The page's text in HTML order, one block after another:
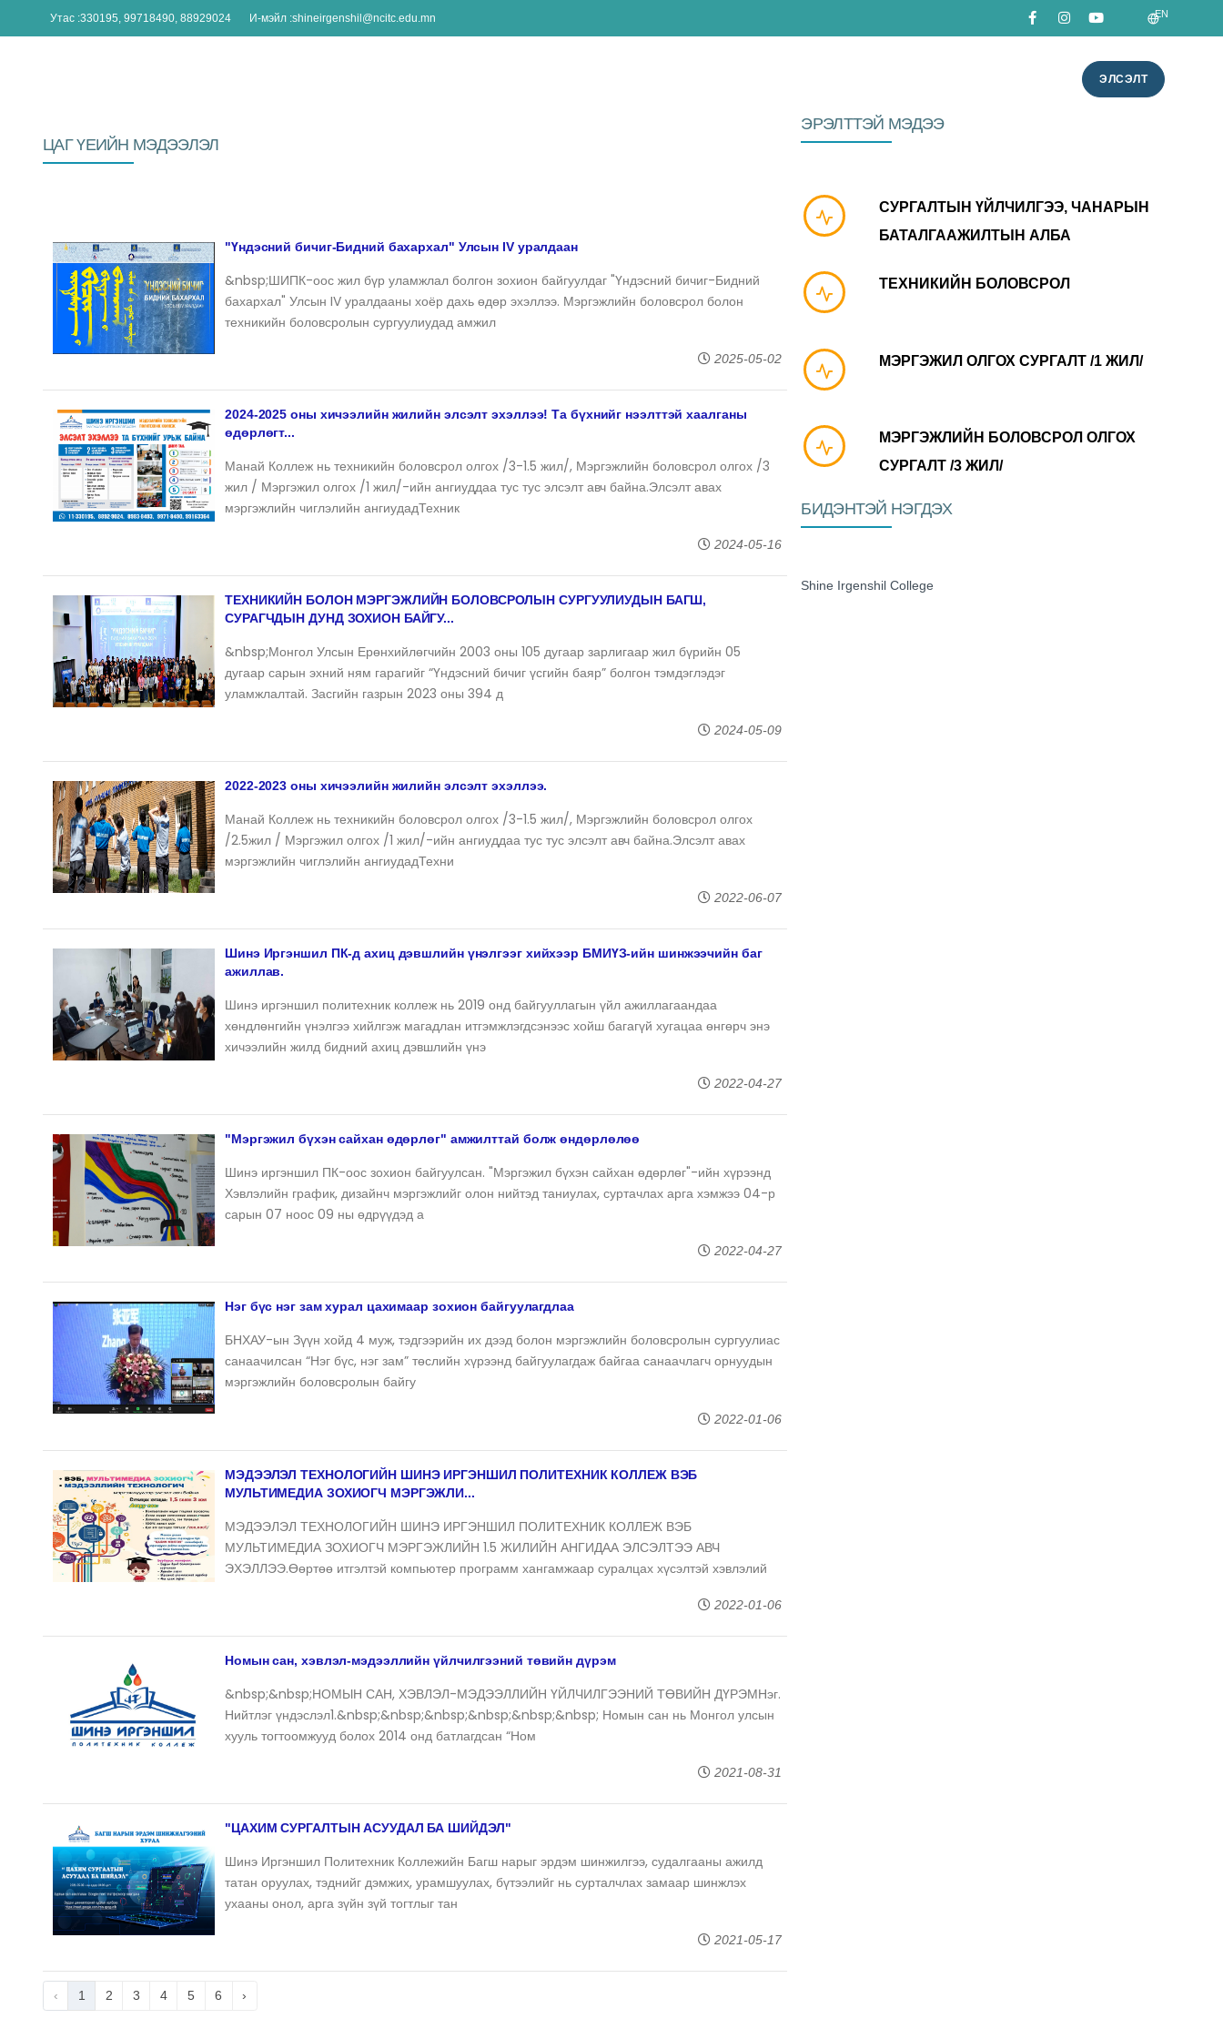
Утас :330195, 99718490, 88929024 И-мэйл :shineirgenshil@ncitc.edu.mn EN
ЭЛСЭЛТ
ЦАГ ҮЕИЙН МЭДЭЭЛЭЛ
"Үндэсний бичиг-Бидний бахархал" Улсын IV уралдаан
&nbsp;ШИПК-оос жил бүр уламжлал болгон зохион байгуулдаг "Үндэсний бичиг-Бидний
бахархал" Улсын IV уралдааны хоёр дахь өдөр эхэллээ. Мэргэжлийн боловсрол болон
техникийн боловсролын сургуулиудад амжил
2025-05-02
2024-2025 оны хичээлийн жилийн элсэлт эхэллээ! Та бүхнийг нээлттэй хаалганы
өдөрлөгт...
Манай Коллеж нь техникийн боловсрол олгох /3-1.5 жил/, Мэргэжлийн боловсрол олгох /3
жил / Мэргэжил олгох /1 жил/-ийн ангиуддаа тус тус элсэлт авч байна.Элсэлт авах
мэргэжлийн чиглэлийн ангиудадТехник
2024-05-16
ТЕХНИКИЙН БОЛОН МЭРГЭЖЛИЙН БОЛОВСРОЛЫН СУРГУУЛИУДЫН БАГШ,
СУРАГЧДЫН ДУНД ЗОХИОН БАЙГУ...
&nbsp;Монгол Улсын Ерөнхийлөгчийн 2003 оны 105 дугаар зарлигаар жил бүрийн 05
дугаар сарын эхний ням гарагийг “Үндэсний бичиг үсгийн баяр” болгон тэмдэглэдэг
уламжлалтай. Засгийн газрын 2023 оны 394 д
2024-05-09
2022-2023 оны хичээлийн жилийн элсэлт эхэллээ.
Манай Коллеж нь техникийн боловсрол олгох /3-1.5 жил/, Мэргэжлийн боловсрол олгох
/2.5жил / Мэргэжил олгох /1 жил/-ийн ангиуддаа тус тус элсэлт авч байна.Элсэлт авах
мэргэжлийн чиглэлийн ангиудадТехни
2022-06-07
Шинэ Иргэншил ПК-д ахиц дэвшлийн үнэлгээг хийхээр БМИҮЗ-ийн шинжээчийн баг
ажиллав.
Шинэ иргэншил политехник коллеж нь 2019 онд байгууллагын үйл ажиллагаандаа
хөндлөнгийн үнэлгээ хийлгэж магадлан итгэмжлэгдсэнээс хойш багагүй хугацаа өнгөрч энэ
хичээлийн жилд бидний ахиц дэвшлийн үнэ
2022-04-27
"Мэргэжил бүхэн сайхан өдөрлөг" амжилттай болж өндөрлөлөө
Шинэ иргэншил ПК-оос зохион байгуулсан. "Мэргэжил бүхэн сайхан өдөрлөг"-ийн хүрээнд
Хэвлэлийн график, дизайнч мэргэжлийг олон нийтэд таниулах, суртачлах арга хэмжээ 04-р
сарын 07 ноос 09 ны өдрүүдэд а
2022-04-27
Нэг бүс нэг зам хурал цахимаар зохион байгуулагдлаа
БНХАУ-ын Зүүн хойд 4 муж, тэдгээрийн их дээд болон мэргэжлийн боловсролын сургуулиас
санаачилсан “Нэг бүс, нэг зам” төслийн хүрээнд байгуулагдаж байгаа санаачлагч орнуудын
мэргэжлийн боловсролын байгу
2022-01-06
МЭДЭЭЛЭЛ ТЕХНОЛОГИЙН ШИНЭ ИРГЭНШИЛ ПОЛИТЕХНИК КОЛЛЕЖ ВЭБ
МУЛЬТИМЕДИА ЗОХИОГЧ МЭРГЭЖЛИ...
МЭДЭЭЛЭЛ ТЕХНОЛОГИЙН ШИНЭ ИРГЭНШИЛ ПОЛИТЕХНИК КОЛЛЕЖ ВЭБ
МУЛЬТИМЕДИА ЗОХИОГЧ МЭРГЭЖЛИЙН 1.5 ЖИЛИЙН АНГИДАА ЭЛСЭЛТЭЭ АВЧ
ЭХЭЛЛЭЭ.Өөртөө итгэлтэй компьютер программ хангамжаар суралцах хүсэлтэй хэвлэлий
2022-01-06
Номын сан, хэвлэл-мэдээллийн үйлчилгээний төвийн дүрэм
&nbsp;&nbsp;НОМЫН САН, ХЭВЛЭЛ-МЭДЭЭЛЛИЙН ҮЙЛЧИЛГЭЭНИЙ ТӨВИЙН ДҮРЭМНэг.
Нийтлэг үндэслэл1.&nbsp;&nbsp;&nbsp;&nbsp;&nbsp;&nbsp; Номын сан нь Монгол улсын
хууль тогтоомжууд болох 2014 онд батлагдсан “Ном
2021-08-31
"ЦАХИМ СУРГАЛТЫН АСУУДАЛ БА ШИЙДЭЛ"
Шинэ Иргэншил Политехник Коллежийн Багш нарыг эрдэм шинжилгээ, судалгааны ажилд
татан оруулах, тэднийг дэмжих, урамшуулах, бүтээлийг нь сурталчлах замаар шинжлэх
ухааны онол, арга зүйн зүй тогтлыг тан
2021-05-17
‹ 1 2 3 4 5 6 ›
ЭРЭЛТТЭЙ МЭДЭЭ
СУРГАЛТЫН ҮЙЛЧИЛГЭЭ, ЧАНАРЫН
БАТАЛГААЖИЛТЫН АЛБА
ТЕХНИКИЙН БОЛОВСРОЛ
МЭРГЭЖИЛ ОЛГОХ СУРГАЛТ /1 ЖИЛ/
МЭРГЭЖЛИЙН БОЛОВСРОЛ ОЛГОХ
СУРГАЛТ /3 ЖИЛ/
БИДЭНТЭЙ НЭГДЭХ
Shine Irgenshil College